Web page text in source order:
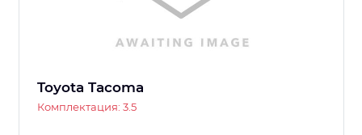
Toyota Tacoma
Комплектация: 3.5